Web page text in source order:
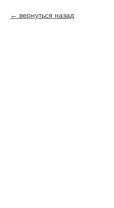
вернуться назад